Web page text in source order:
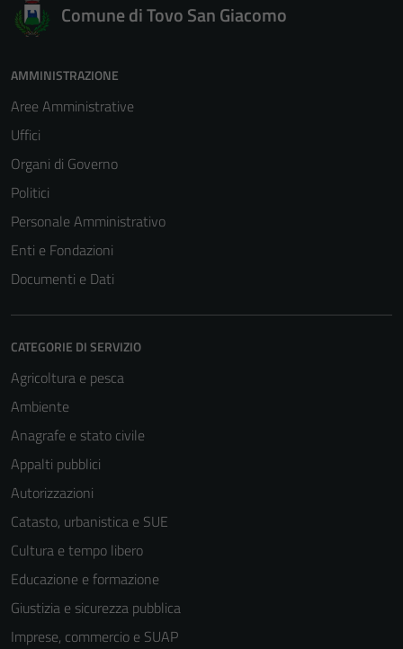
Comune di Tovo San Giacomo
AMMINISTRAZIONE
Aree Amministrative
Uffici
Organi di Governo
Politici
Personale Amministrativo
Enti e Fondazioni
Documenti e Dati
CATEGORIE DI SERVIZIO
Agricoltura e pesca
Ambiente
Anagrafe e stato civile
Appalti pubblici
Autorizzazioni
Catasto, urbanistica e SUE
Cultura e tempo libero
Educazione e formazione
Giustizia e sicurezza pubblica
Imprese, commercio e SUAP